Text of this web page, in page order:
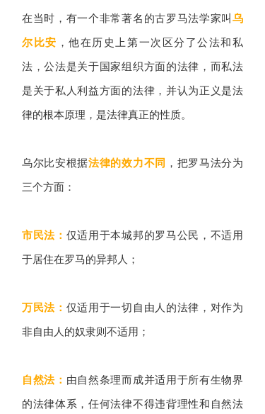
在当时，有一个非常著名的古罗马法学家叫乌
尔比安 ，他在历史上第一次区分了公法和私
法，公法是关于国家组织方面的法律，而私法
是关于私人利益方面的法律，并认为正义是法
律的根本原理，是法律真正的性质。
乌尔比安根据法律的效力不同 ，把罗马法分为
三个方面：
市民法： 仅适用于本城邦的罗马公民，不适用
于居住在罗马的异邦人；
万民法： 仅适用于一切自由人的法律，对作为
非自由人的奴隶则不适用；
自然法： 由自然条理而成并适用于所有生物界
的法律体系，任何法律不得违背理性和自然法